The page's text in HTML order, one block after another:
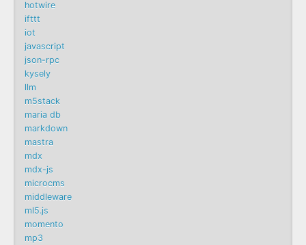
hotwire
ifttt
iot
javascript
json-rpc
kysely
llm
m5stack
maria db
markdown
mastra
mdx
mdx-js
microcms
middleware
ml5.js
momento
mp3